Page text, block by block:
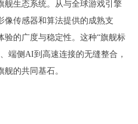
舰生态系统。从与全球游戏引擎
像传感器和算法提供的成熟支
验的广度与稳定性。这种“旗舰标
端侧AI到高速连接的无缝整合，
的共同基石。